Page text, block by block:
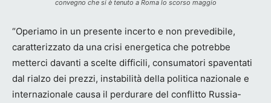
convegno che si è tenuto a Roma lo scorso maggio
“Operiamo in un presente incerto e non prevedibile,
caratterizzato da una crisi energetica che potrebbe
metterci davanti a scelte difficili, consumatori spaventati
dal rialzo dei prezzi, instabilità della politica nazionale e
internazionale causa il perdurare del conflitto Russia-